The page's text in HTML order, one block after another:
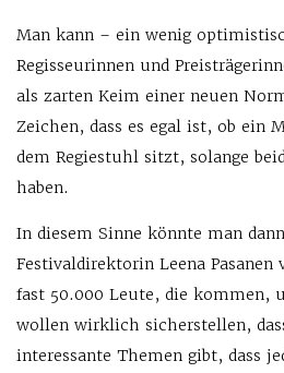
Man kann – ein wenig
Regisseurinnen und
als zarten Keim einer neuen
Zeichen, dass es egal ist, ob ein
dem Regiestuhl sitzt, solange
haben.
In diesem Sinne könnte man
Festivaldirektorin Leena Pasanen
fast 50.000 Leute, die kommen,
wollen wirklich sicherstellen,
interessante Themen gibt, dass